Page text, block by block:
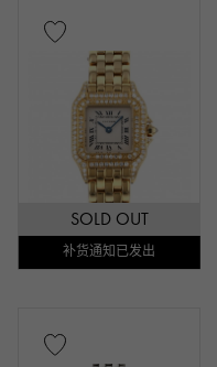
SOLD OUT
补货通知已发出